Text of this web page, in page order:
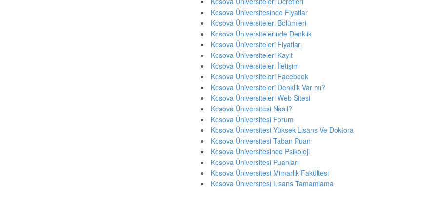
Kosova Üniversitesinde Fiyatlar
Kosova Üniversiteleri Bölümleri
Kosova Üniversitelerinde Denklik
Kosova Üniversiteleri Fiyatları
Kosova Üniversiteleri Kayıt
Kosova Üniversiteleri İletişim
Kosova Üniversiteleri Facebook
Kosova Üniversiteleri Denklik Var mı?
Kosova Üniversiteleri Web Sitesi
Kosova Üniversitesi Nasıl?
Kosova Üniversitesi Forum
Kosova Üniversitesi Yüksek Lisans Ve Doktora
Kosova Üniversitesi Taban Puan
Kosova Üniversitesinde Psikoloji
Kosova Üniversitesi Puanları
Kosova Üniversitesi Mimarlık Fakültesi
Kosova Üniversitesi Lisans Tamamlama